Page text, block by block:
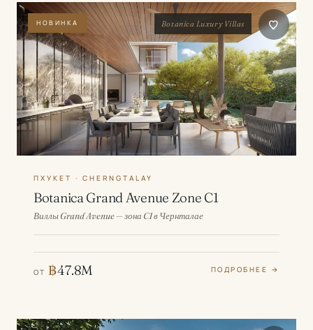
НОВИНКА Botanica Luxury Villas
ПХУКЕТ · CHERNGTALAY
Botanica Grand Avenue Zone C1
Виллы Grand Avenue — зона C1 в Чернталае
ОТ ฿47.8M ПОДРОБНЕЕ →